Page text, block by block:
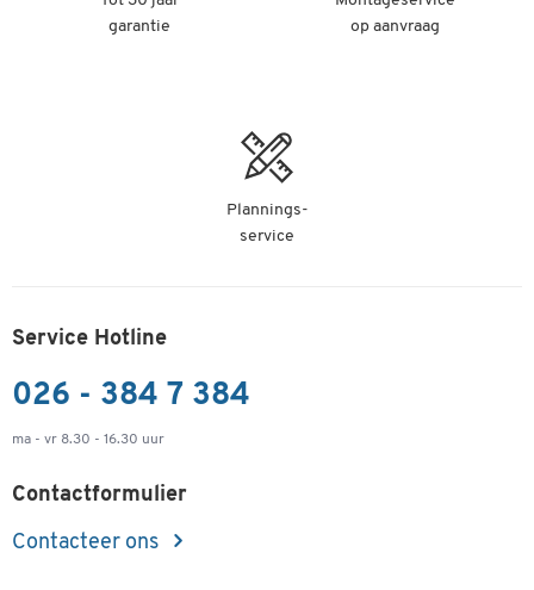
garantie
op aanvraag
Plannings-
service
Service Hotline
026 - 384 7 384
ma - vr 8.30 - 16.30 uur
Contactformulier
Contacteer ons